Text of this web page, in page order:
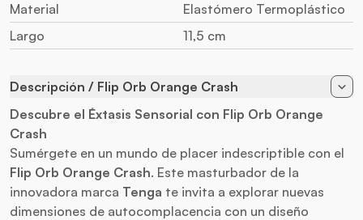
Material
Elastómero Termoplástico
Largo
11,5 cm
Descripción / Flip Orb Orange Crash
Descubre el Éxtasis Sensorial con Flip Orb Orange
Crash
Sumérgete en un mundo de placer indescriptible con el
Flip Orb Orange Crash. Este masturbador de la
innovadora marca Tenga te invita a explorar nuevas
dimensiones de autocomplacencia con un diseño